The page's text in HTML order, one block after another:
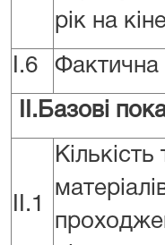
рік на
I.6 Фактична
II.Базові
II.1